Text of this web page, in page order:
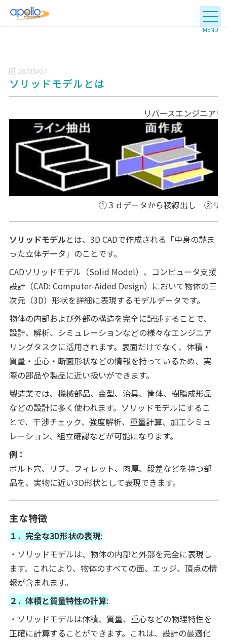
26/05/07
ソリッドモデルとは
リバースエンジニア
①３ｄデータから稜線出し ②サ
ソリッドモデルとは、3D CADで作成される「中身の詰ま
った立体データ」のことです。
CADソリッドモデル（Solid Model）、コンピュータ支援
設計（CAD: Computer-Aided Design）において物体の三
次元（3D）形状を詳細に表現するモデルデータです。
物体の内部および外部の構造を完全に記述することで、
設計、解析、シミュレーションなどの様々なエンジニア
リングタスクに活用されます。表面だけでなく、体積・
質量・重心・断面形状などの情報を持っているため、実
際の部品や製品に近い扱いができます。
製造業では、機械部品、金型、治具、筐体、樹脂成形品
などの設計に多く使われます。ソリッドモデルにするこ
とで、干渉チェック、強度解析、重量計算、加工シミュ
レーション、組立確認などが可能になります。
例：
ボルト穴、リブ、フィレット、肉厚、段差などを持つ部
品を、実物に近い3D形状として表現できます。
主な特徴
１．完全な3D形状の表現:
・ソリッドモデルは、物体の内部と外部を完全に表現し
ます。これにより、物体のすべての面、エッジ、頂点の情
報が含まれます。
２．体積と質量特性の計算:
・ソリッドモデルは体積、質量、重心などの物理特性を
正確に計算することができます。これは、設計の最適化